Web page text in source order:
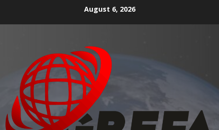
August 6, 2026